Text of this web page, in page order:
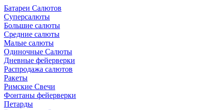
Батареи Салютов
Суперсалюты
Большие салюты
Средние салюты
Малые салюты
Одиночные Салюты
Дневные фейерверки
Распродажа салютов
Ракеты
Римские Свечи
Фонтаны фейерверки
Петарды